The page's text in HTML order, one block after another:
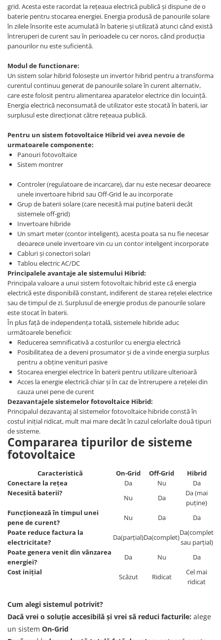
grid. Acesta este racordat la rețeaua electrică publică și dispune de o
baterie pentru stocarea energiei. Energia produsă de panourile solare
în zilele însorite este acumulată în baterie și utilizată atunci când există
întreruperi de curent sau în perioadele cu cer noros, când producția
panourilor nu este suficientă.
Modul de functionare:
Un sistem solar hibrid folosește un invertor hibrid pentru a transforma
curentul continuu generat de panourile solare în curent alternativ,
care este folosit pentru alimentarea aparatelor electrice din locuință.
Energia electrică neconsumată de utilizator este stocată în baterii, iar
surplusul este direcționat către rețeaua publică.
Pentru un sistem fotovoltaice Hibrid vei avea nevoie de
urmatoarele componente:
Panouri fotovoltaice
Sistem montrer
Controler (regulatoare de incarcare), dar nu este necesar deoarece
unele invertoare hibrid sau Off-Grid le au incorporate
Grup de baterii solare (care necesită mai puține baterii decât
sistemele off-grid)
Invertoare hibride
Un smart meter (contor inteligent), acesta poata sa nu fie necesar
deoarece unele invertoare vin cu un contor inteligent incorporate
Cabluri și conectori solari
Tablou electric AC/DC
Principalele avantaje ale sistemului Hibrid:
Principala valoare a unui sistem fotovoltaic hibrid este că energia
electrică este disponibilă constant, indiferent de starea rețelei electrice
sau de timpul de zi. Surplusul de energie produs de panourile solare
este stocat în baterii.
În plus față de independența totală, sistemele hibride aduc
următoarele beneficii:
Reducerea semnificativă a costurilor cu energia electrică
Posibilitatea de a deveni prosumator și de a vinde energia surplus
pentru a obține venituri pasive
Stocarea energiei electrice în baterii pentru utilizare ulterioară
Acces la energie electrică chiar și în caz de întrerupere a rețelei din
cauza unei pene de curent
Dezavantajele sistemelor fotovoltaice Hibrid:
Principalul dezavantaj al sistemelor fotovoltaice hibride constă în
costul inițial ridicat, mult mai mare decât în cazul celorlalte două tipuri
de sisteme.
Compararea tipurilor de sisteme
fotovoltaice
Caracteristică On-Grid Off-Grid
Hibrid
Conectare la rețea
Da Nu
Da
Necesită baterii?
Nu Da
Da (mai
puține)
Funcționează în timpul unei
pene de curent?
Nu Da
Da
Poate reduce factura la
electricitate?
Da(parțial)Da(complet)
Da(complet
sau parțial)
Poate genera venit din vânzarea
energiei?
Da Nu
Da
Cost inițial
Scăzut Ridicat
Cel mai
ridicat
Cum alegi sistemul potrivit?
Dacă vrei o soluție accesibilă și vrei să reduci facturile: alege
un sistem On-Grid